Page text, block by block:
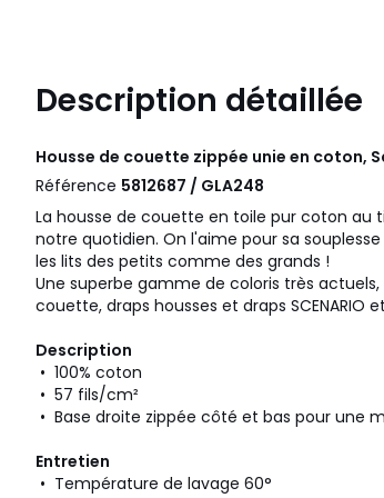
Description détaillée
Housse de couette zippée unie en coton,
Référence 5812687 / GLA248
La housse de couette en toile pur coton au
notre quotidien. On l'aime pour sa
les lits des petits comme des grands !
Une superbe gamme de coloris très
couette, draps housses et draps SCENARIO
Description
• 100% coton
• 57 fils/cm²
• Base droite zippée côté et bas pour une
Entretien
• Température de lavage 60°